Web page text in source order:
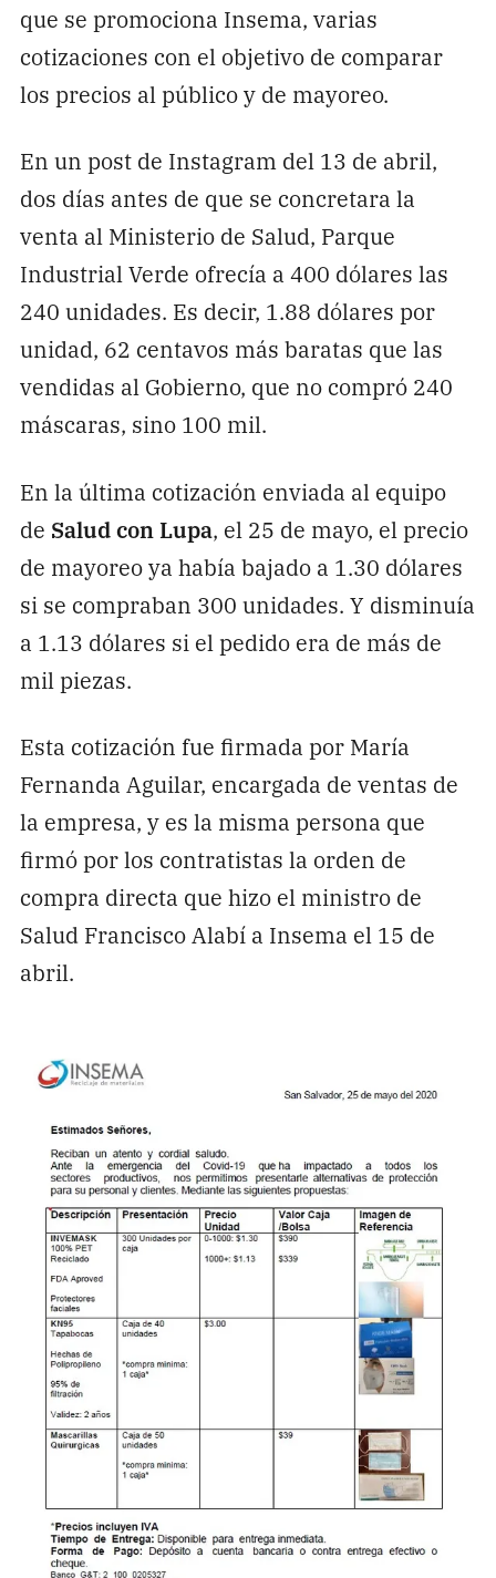
que se promociona Insema, varias
cotizaciones con el objetivo de comparar
los precios al público y de mayoreo.
En un post de Instagram del 13 de abril,
dos días antes de que se concretara la
venta al Ministerio de Salud, Parque
Industrial Verde ofrecía a 400 dólares las
240 unidades. Es decir, 1.88 dólares por
unidad, 62 centavos más baratas que las
vendidas al Gobierno, que no compró 240
máscaras, sino 100 mil.
En la última cotización enviada al equipo
de Salud con Lupa, el 25 de mayo, el precio
de mayoreo ya había bajado a 1.30 dólares
si se compraban 300 unidades. Y disminuía
a 1.13 dólares si el pedido era de más de
mil piezas.
Esta cotización fue firmada por María
Fernanda Aguilar, encargada de ventas de
la empresa, y es la misma persona que
firmó por los contratistas la orden de
compra directa que hizo el ministro de
Salud Francisco Alabí a Insema el 15 de
abril.